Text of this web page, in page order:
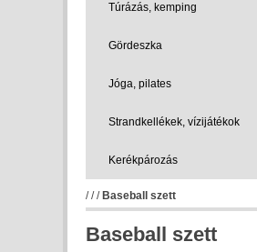
Túrázás, kemping
Gördeszka
Jóga, pilates
Strandkellékek, vízijátékok
Kerékpározás
/// Baseball szett
Baseball szett